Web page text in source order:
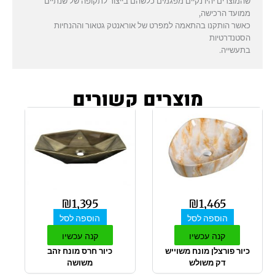
ממועד הרכישה,
כאשר הותקנו בהתאמה למפרט של אוראנטק גטאור וההנחיות
הסטנדרטיות
בתעשייה.
מוצרים קשורים
₪1,465
הוספה לסל
קנה עכשיו
כיור פורצלן מונח משוייש
דק משולש
₪1,395
הוספה לסל
קנה עכשיו
כיור חרס מונח זהב
משושה